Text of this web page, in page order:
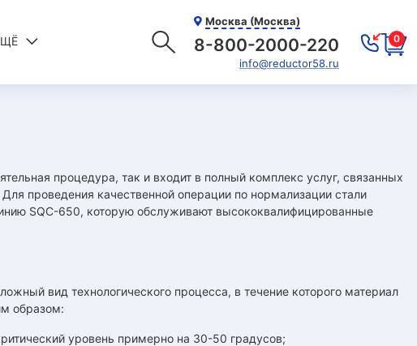
Москва (Москва)
8-800-2000-220
info@reductor58.ru
0
процедура, так и входит в полный комплекс услуг, связанных
проведения качественной операции по нормализации стали
SQC-650, которую обслуживают высококвалифицированные
вид технологического процесса, в течение которого материал
образом:
уровень примерно на 30-50 градусов;